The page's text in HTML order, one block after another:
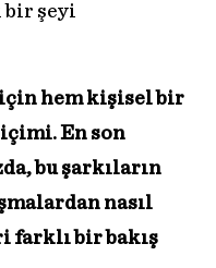
şeyi
için hem kişisel bir
En son
bu şarkıların
nasıl
farklı bir bakış